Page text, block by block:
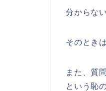
分からな
そのとき
また、質
という恥